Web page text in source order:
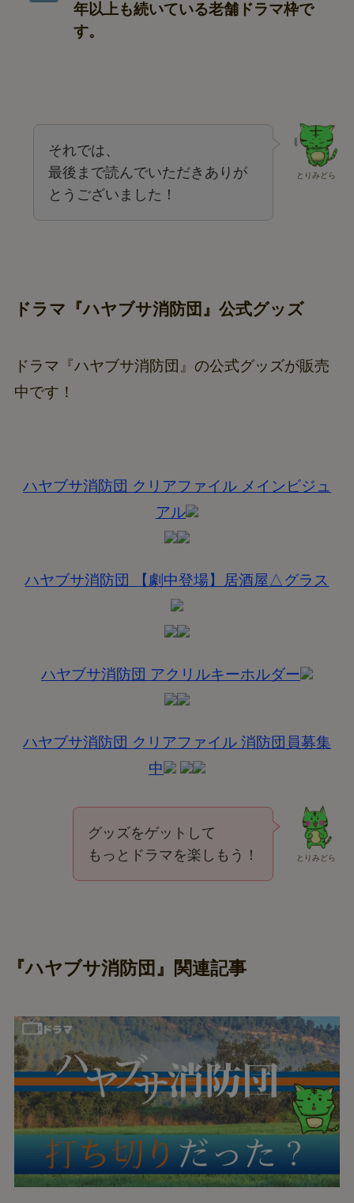
年以上も続いている老舗ドラマ枠で
す。
とりみどら
それでは、
最後まで読んでいただきありが
とうございました！
ドラマ『ハヤブサ消防団』公式グッズ
ドラマ『ハヤブサ消防団』の公式グッズが販売
中です！
ハヤブサ消防団 クリアファイル メインビジュ
アル
ハヤブサ消防団 【劇中登場】居酒屋△グラス
ハヤブサ消防団 アクリルキーホルダー
ハヤブサ消防団 クリアファイル 消防団員募集
中
とりみどら
グッズをゲットして
もっとドラマを楽しもう！
『ハヤブサ消防団』関連記事